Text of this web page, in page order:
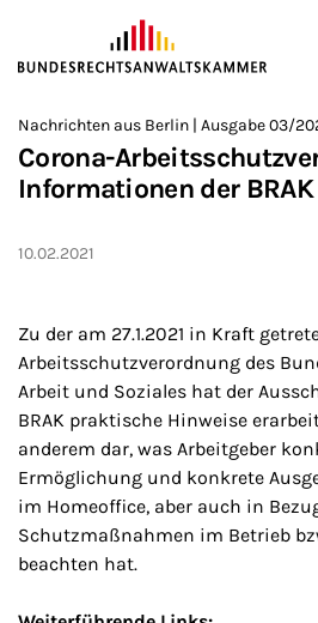
ZUM HAUPTINHALT SPRINGEN
Sie befinden sich hier:
>
Startseite
>
Newsroom
>
Newsletter
Nachrichten aus Berlin | Ausgabe 03/
Corona-
Informationen der BRAK
10.02.2021
Zu der am 27.1.2021 in Kraft
Arbeitsschutzverordnung des
Arbeit und Soziales hat der
BRAK praktische Hinweise
anderem dar, was Arbeitgeber
Ermöglichung und konkrete
im Homeoffice, aber auch in
Schutzmaßnahmen im Betrieb
beachten hat.